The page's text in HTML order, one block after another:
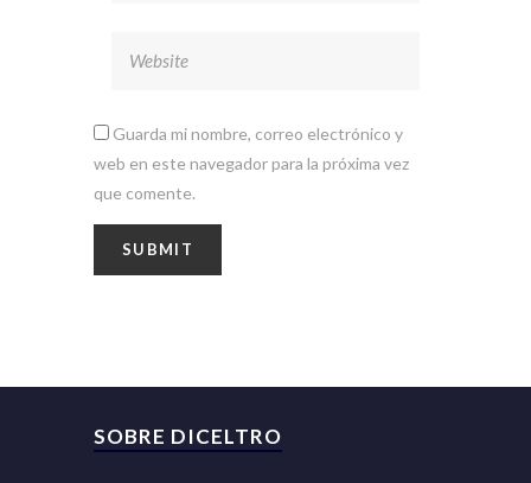
Guarda mi nombre, correo electrónico y
web en este navegador para la próxima vez
que comente.
SOBRE DICELTRO